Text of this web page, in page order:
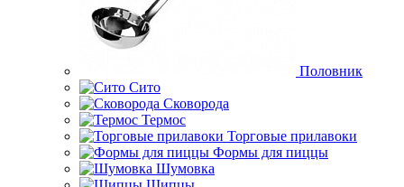
Половник
Сито
Сковорода
Термос
Торговые прилавоки
Формы для пиццы
Шумовка